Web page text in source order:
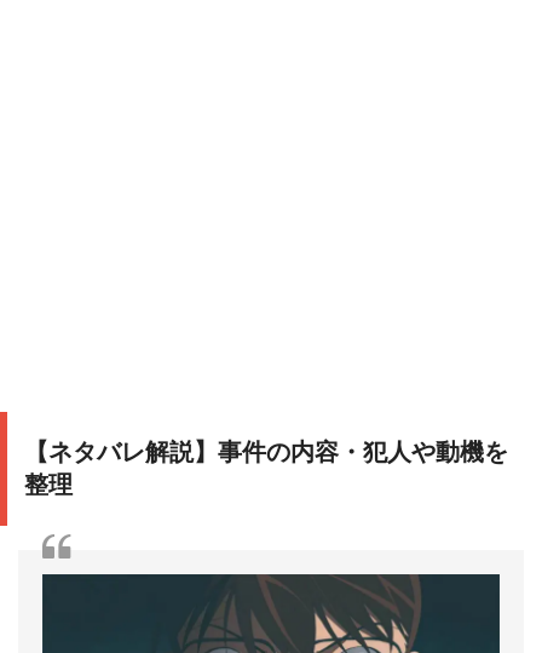
【ネタバレ解説】事件の内容・犯人や動機を
整理